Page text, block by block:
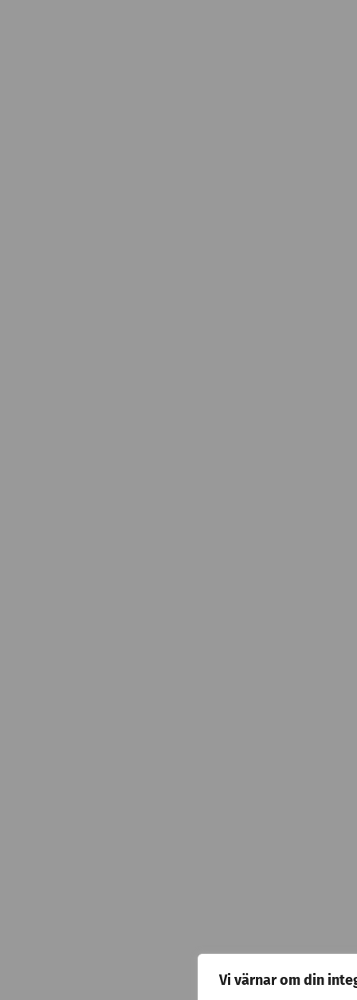
Vi värnar om din